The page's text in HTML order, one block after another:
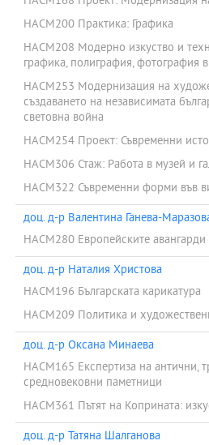
HACM200 Практика: Графика
HACM208 Модерно изкуство и
графика, полиграфия, фотография
HACM253 Модернизация на
създаването на независимата
световна война
HACM254 Проект: Съвременни
HACM306 Стаж: Работа в музей и
HACM322 Съвременни форми във
доц. д-р Валентина Ганева-
HACM280 Европейските
доц. д-р Наталия Христова
HACM196 Българската карикатура
HACM209 Политика и
доц. д-р Оксана Минаева
HACM165 Експертиза на антични,
средновековни паметници
HACM361 Пътят на Коприната:
доц. д-р Татяна Шалганова